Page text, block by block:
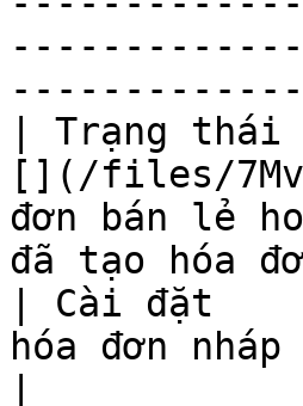
| Trạng thái
[](/files/
đơn bán lẻ
đã tạo hóa
| Cài
hóa đơn